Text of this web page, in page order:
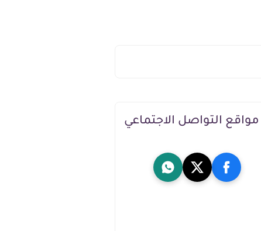
مواقع التواصل الاجتماعي